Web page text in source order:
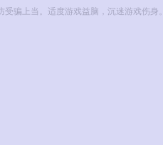
骗上当。适度游戏益脑，沉迷游戏伤身。